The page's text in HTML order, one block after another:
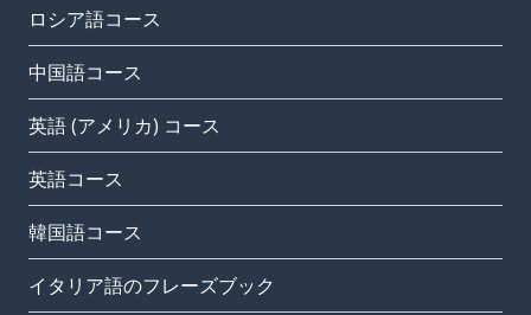
ロシア語コース
中国語コース
英語 (アメリカ) コース
英語コース
韓国語コース
イタリア語のフレーズブック